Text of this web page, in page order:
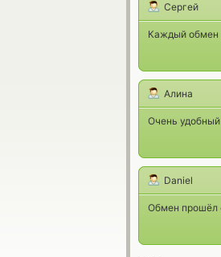
Сергей
Каждый обмен
Алина
Очень
Daniel
Обмен прошёл